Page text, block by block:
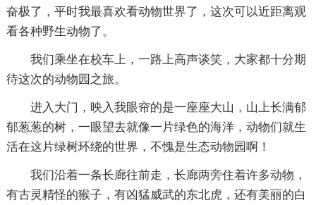
奋极了，平时我最喜欢看动物世界了，这次可以近距离观
看各种野生动物了。
我们乘坐在校车上，一路上高声谈笑，大家都十分期
待这次的动物园之旅。
进入大门，映入我眼帘的是一座座大山，山上长满郁
郁葱葱的树，一眼望去就像一片绿色的海洋，动物们就生
活在这片绿树环绕的世界，不愧是生态动物园啊！
我们沿着一条长廊往前走，长廊两旁住着许多动物，
有古灵精怪的猴子，有凶猛威武的东北虎，还有美丽的白